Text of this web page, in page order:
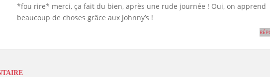
*fou rire* merci, ça fait du bien, après une rude journée ! Oui, on apprend
beaucoup de choses grâce aux Johnny’s !